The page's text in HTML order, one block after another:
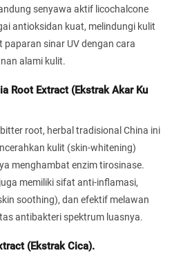
senyawa aktif licochalcone
antioksidan kuat, melindungi kulit
paparan sinar UV dengan cara
alami kulit.
Root Extract (Ekstrak Akar Ku
root, herbal tradisional China ini
kulit (skin-whitening)
menghambat enzim tirosinase.
memiliki sifat anti-inflamasi,
soothing), dan efektif melawan
antibakteri spektrum luasnya.
(Ekstrak Cica).